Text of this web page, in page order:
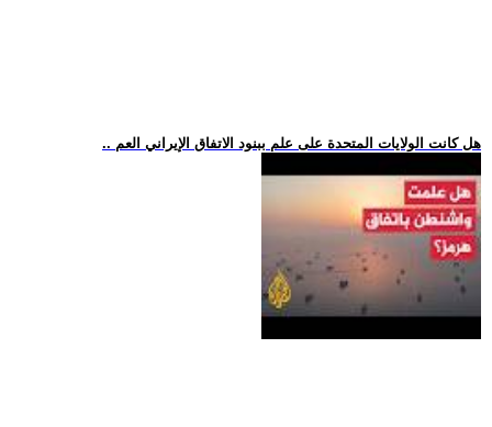
.. هل كانت الولايات المتحدة على علم ببنود الاتفاق الإيراني العم